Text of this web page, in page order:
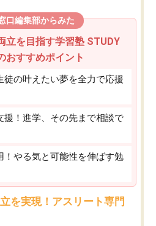
口編集部からみた
立を目指す学習塾 STUDY
おすすめポイント
徒の叶えたい夢を全力で応援
援！進学、その先まで相談で
！やる気と可能性を伸ばす勉
を実現！アスリート専門